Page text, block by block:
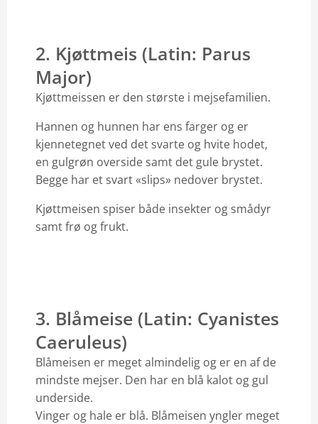
2. Kjøttmeis (Latin: Parus
Major)
Kjøttmeissen er den største i mejsefamilien.
Hannen og hunnen har ens farger og er
kjennetegnet ved det svarte og hvite hodet,
en gulgrøn overside samt det gule brystet.
Begge har et svart «slips» nedover brystet.
Kjøttmeisen spiser både insekter og smådyr
samt frø og frukt.
3. Blåmeise (Latin: Cyanistes
Caeruleus)
Blåmeisen er meget almindelig og er en af de
mindste mejser. Den har en blå kalot og gul
underside.
Vinger og hale er blå. Blåmeisen yngler meget